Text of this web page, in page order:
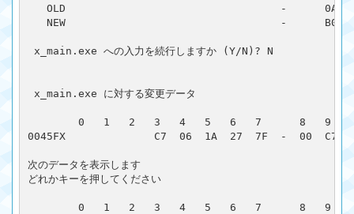
OLD                                  -      0A
NEW                                  -      B0
x_main.exe への入力を続行しますか (Y/N)? N
x_main.exe に対する変更データ
0   1   2   3   4   5   6   7      8   9
0045FX              C7  06  1A  27  7F  -  00  C7
次のデータを表示します
どれかキーを押してください
0   1   2   3   4   5   6   7      8   9